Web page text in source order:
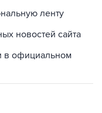
ленту
новостей сайта
в официальном